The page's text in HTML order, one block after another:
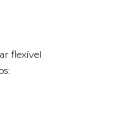
flexível